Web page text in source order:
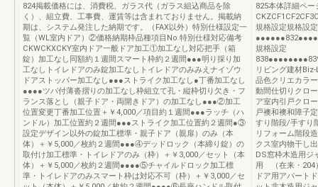
824掲載価格には、消費税、ガラス代（ガラス組込商品を除
く）、組立費、工事費、運賃等は含まれておりません。掲載納
期は、システム発注した納期です。（FAX以外）特別仕様設定一
覧（WL室内ドア）②価格納期枠品種項目No.特別仕様対応備考
CKWCKXCKY室内ドア一般ドア加工①加工なし対応把手（箱
錠）加工なし同額約１週間スマート枠約２週間●●●明り採り加
工なしトイレドアのみ錠加工なしトイレドアのみみえナイゾウ
ドアストッパー加工なし●●●ストライク加工なし●丁番加工なし
●●●●ツバ付薄沓摺りの加工なし枠組立て孔・縦枠切り欠き・フ
ランス落とし（親子ドア・両開きドア）の加工なし●●●②加工
位置変更丁番加工位置＋￥4,000／項目約１週間●●●ラッチ（ハ
ンドル）加工位置約２週間●●●ストライク加工位置約２週間●③
設定デザイン以外の錠加工標準・親子ドア（親扉）のみ（本
体）＋￥5,000／枚約２週間●●●④デッドロック（本締り錠）の
取付け加工標準・トイレドアのみ（枠）＋￥3,000／セット（本
体）＋￥5,000／枚約２週間●●●●⑤チャイルドロック加工標
準・トイレドアのみスマート枠は対応不可（枠）＋￥3,000／セ
825本体詳細ペー
規格設定規格設定
規格設定
リビング建材
品色クリエカラ
動間仕切りクロ
ア室内引戸クロ
戸襖和襖和障子
すり階段/手すり
リフォーム階段
クス室内物干し
DS窓枠木造用ジ
用 （在来・204
ドア用アパート